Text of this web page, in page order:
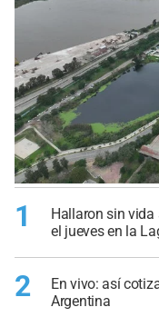
1
Hallaron sin
el jueves en la
2
En vivo: así
Argentina